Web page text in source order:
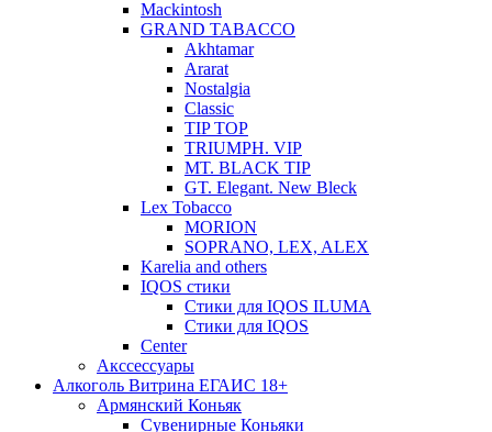
Mackintosh
GRAND TABACCO
Akhtamar
Ararat
Nostalgia
Classic
TIP TOP
TRIUMPH. VIP
MT. BLACK TIP
GT. Elegant. New Bleck
Lex Tobacco
MORION
SOPRANO, LEX, ALEX
Karelia and others
IQOS стики
Стики для IQOS ILUMA
Стики для IQOS
Сenter
Акссессуары
Алкоголь Витрина ЕГАИС 18+
Армянский Коньяк
Сувенирные Коньяки